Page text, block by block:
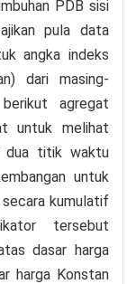
PDB sisi
pula data
angka indeks
dari masing-
agregat
untuk melihat
dua titik waktu
untuk
secara kumulatif
tersebut
dasar harga
harga Konstan